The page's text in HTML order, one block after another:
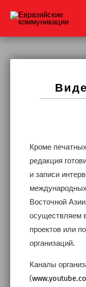
Кроме
редакция
и записи
Восточной
осуществляем
проектов или
организаций.
Каналы
(